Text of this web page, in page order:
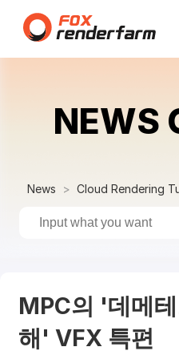
NEWS
News Cloud Rendering
MPC의 '데메
해' VFX 특편